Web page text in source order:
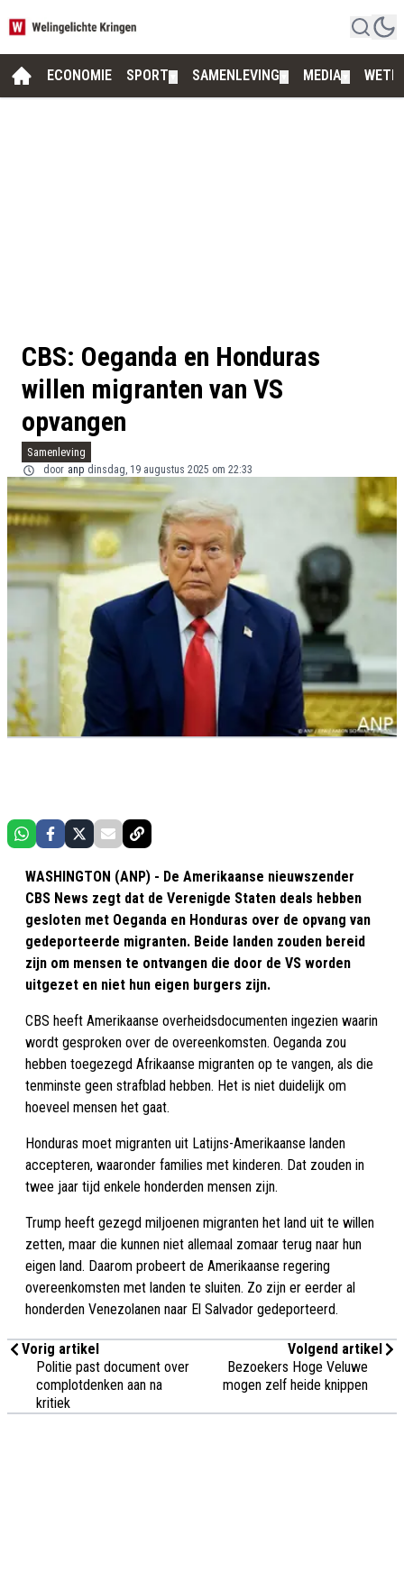
ECONOMIE SPORT SAMENLEVING MEDIA
CBS: Oeganda en Honduras
willen migranten van VS
opvangen
Samenleving
door anp dinsdag, 19 augustus 2025 om 22:33
WASHINGTON (ANP) - De Amerikaanse nieuwszender
CBS News zegt dat de Verenigde Staten deals hebben
gesloten met Oeganda en Honduras over de opvang van
gedeporteerde migranten. Beide landen zouden bereid
zijn om mensen te ontvangen die door de VS worden
uitgezet en niet hun eigen burgers zijn.
CBS heeft Amerikaanse overheidsdocumenten ingezien waarin
wordt gesproken over de overeenkomsten. Oeganda zou
hebben toegezegd Afrikaanse migranten op te vangen, als die
tenminste geen strafblad hebben. Het is niet duidelijk om
hoeveel mensen het gaat.
Honduras moet migranten uit Latijns-Amerikaanse landen
accepteren, waaronder families met kinderen. Dat zouden in
twee jaar tijd enkele honderden mensen zijn.
Trump heeft gezegd miljoenen migranten het land uit te willen
zetten, maar die kunnen niet allemaal zomaar terug naar hun
eigen land. Daarom probeert de Amerikaanse regering
overeenkomsten met landen te sluiten. Zo zijn er eerder al
honderden Venezolanen naar El Salvador gedeporteerd.
Vorig artikel
Politie past document over
complotdenken aan na
kritiek
Volgend artikel
Bezoekers Hoge Veluwe
mogen zelf heide knippen